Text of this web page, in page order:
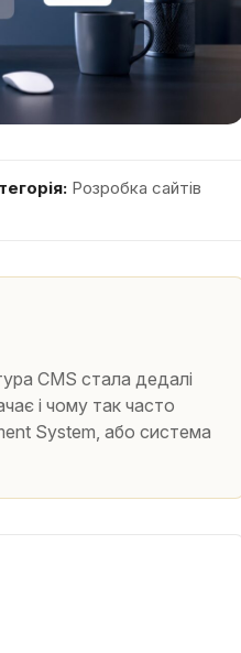
Розробка сайтів
CMS стала дедалі
і чому так часто
System, або система